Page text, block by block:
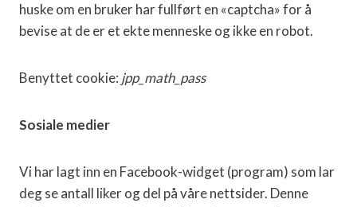
huske om en bruker har fullført en «captcha» for å
bevise at de er et ekte menneske og ikke en robot.
Benyttet cookie: jpp_math_pass
Sosiale medier
Vi har lagt inn en Facebook-widget (program) som lar
deg se antall liker og del på våre nettsider. Denne